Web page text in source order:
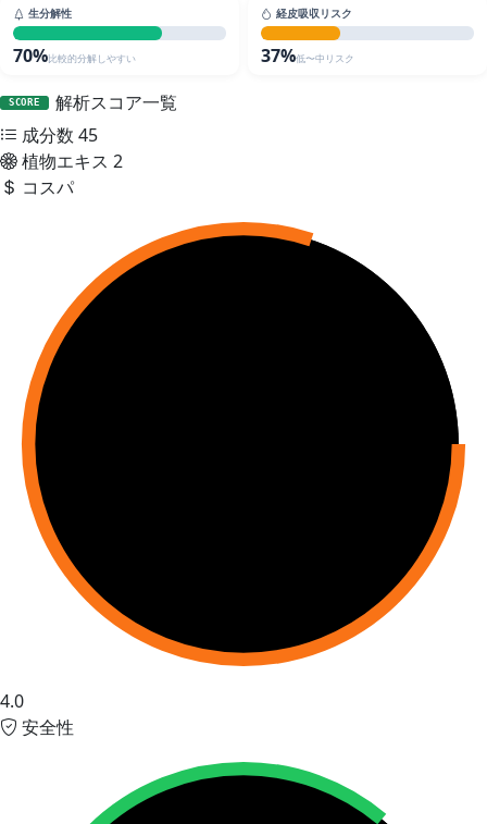
生分解性
70%比較的分解しやすい
経皮吸収リスク
37%低〜中リスク
SCORE
解析スコア一覧
成分数 45
植物エキス 2
コスパ
4.0
安全性